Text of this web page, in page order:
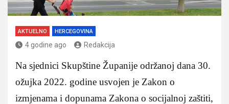
AKTUELNO HERCEGOVINA
4 godine ago Redakcija
Na sjednici Skupštine Županije održanoj dana 30.
ožujka 2022. godine usvojen je Zakon o
izmjenama i dopunama Zakona o socijalnoj zaštiti,